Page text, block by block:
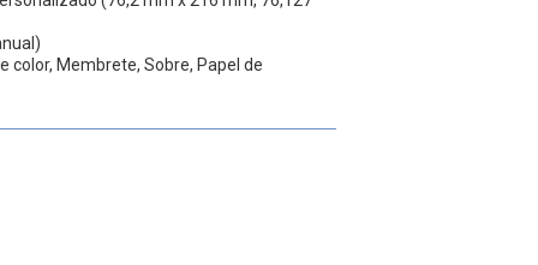
color, Membrete, Sobre, Papel de